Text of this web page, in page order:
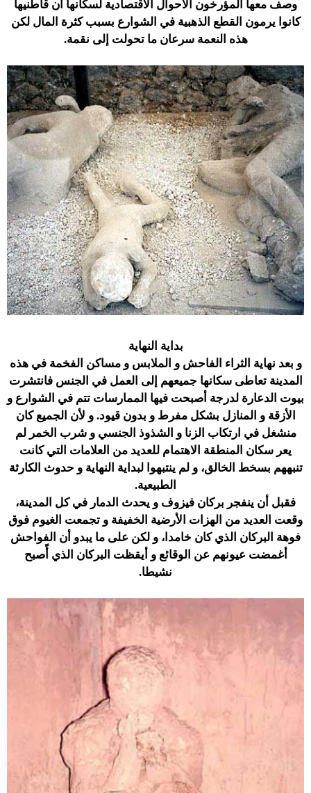
وصف معها المؤرخون الأحوال الاقتصادية لسكانها أن قاطنيها
كانوا يرمون القطع الذهبية في الشوارع بسبب كثرة المال لكن
هذه النعمة سرعان ما تحولت إلى نقمة.
بداية النهاية
و بعد نهاية الثراء الفاحش و الملابس و مساكن الفخمة في هذه
المدينة تعاطى سكانها جميعهم إلى العمل في الجنس فانتشرت
بيوت الدعارة لدرجة أصبحت فيها الممارسات تتم في الشوارع و
الأزقة و المنازل بشكل مفرط و بدون قيود. و لأن الجميع كان
منشغل في ارتكاب الزنا و الشذوذ الجنسي و شرب الخمر لم
يعر سكان المنطقة الاهتمام للعديد من العلامات التي كانت
تنبههم بسخط الخالق، و لم ينتبهوا لبداية النهاية و حدوث الكارثة
الطبيعية.
فقبل أن ينفجر بركان فيزوف و يحدث الدمار في كل المدينة،
وقعت العديد من الهزات الأرضية الخفيفة و تجمعت الغيوم فوق
فوهة البركان الذي كان خامدا، و لكن على ما يبدو أن الفواحش
أغمضت عيونهم عن الوقائع و أيقظت البركان الذي أًصبح
نشيطا.